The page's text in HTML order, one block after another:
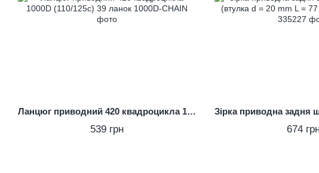
Ланцюг приводний 420 квадроцикла 1000D (110/125c) 39 ланок
539 грн 674